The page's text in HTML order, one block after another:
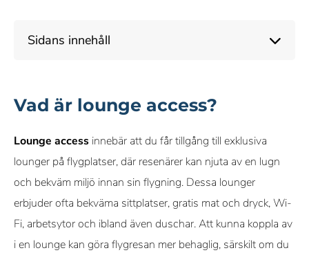
ekonomi
Vårt innehåll om kreditkort, inklusive betyg och
Vi får provision från vissa samarbetspartners när du ansöker
eller klickar via våra länkar. Detta gör det möjligt för oss att
erbjuda tjänsten kostnadsfritt, men påverkar inte våra
Sidans innehåll
Vad är lounge access?
Lounge access innebär att du får tillgång till exklusiva
lounger på flygplatser, där resenärer kan njuta av en lugn
och bekväm miljö innan sin flygning. Dessa lounger
erbjuder ofta bekväma sittplatser, gratis mat och dryck, Wi-
Fi, arbetsytor och ibland även duschar. Att kunna koppla av
i en lounge kan göra flygresan mer behaglig, särskilt om du